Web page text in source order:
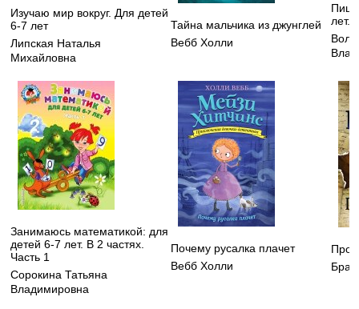
Изучаю мир вокруг. Для детей
6-7 лет
Липская Наталья
Михайловна
Тайна мальчика из джунглей
Вебб Холли
лет.
Занимаюсь математикой: для
детей 6-7 лет. В 2 частях.
Часть 1
Сорокина Татьяна
Владимировна
Почему русалка плачет
Вебб Холли